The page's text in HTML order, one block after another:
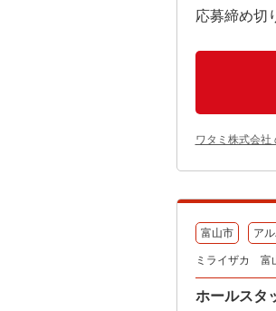
応募締め切
ワタミ株式会社
富山市 ア
ミライザカ 富
ホールスタ